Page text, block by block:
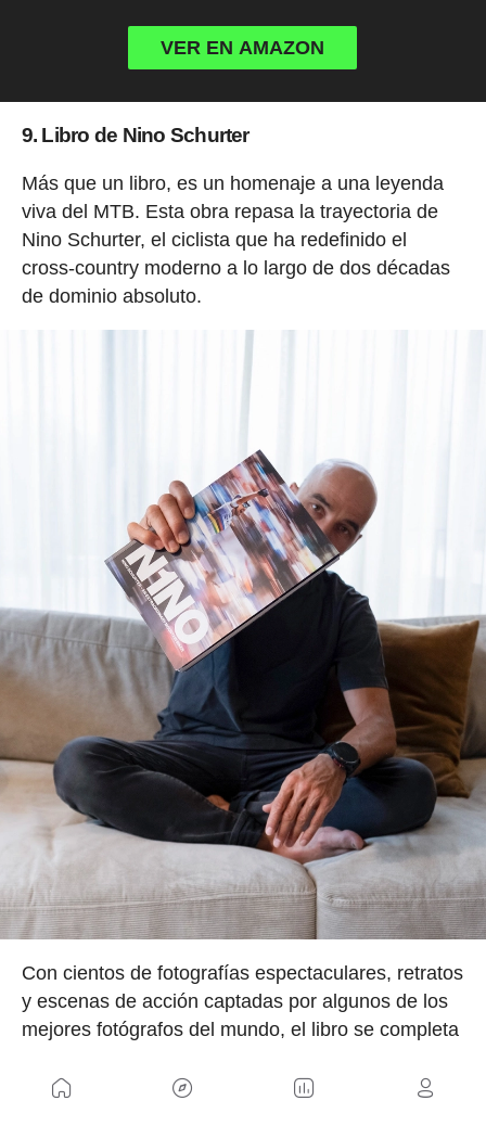
VER EN AMAZON
9. Libro de Nino Schurter
Más que un libro, es un homenaje a una leyenda
viva del MTB. Esta obra repasa la trayectoria de
Nino Schurter, el ciclista que ha redefinido el
cross-country moderno a lo largo de dos décadas
de dominio absoluto.
Con cientos de fotografías espectaculares, retratos
y escenas de acción captadas por algunos de los
mejores fotógrafos del mundo, el libro se completa
clave en su carrera. Una celebración de su legado